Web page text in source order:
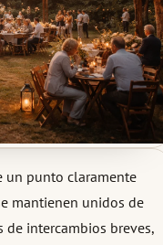
un punto claramente
mantienen unidos de
de intercambios breves,